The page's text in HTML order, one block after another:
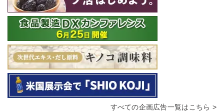
すべての企画広告一覧はこちら >